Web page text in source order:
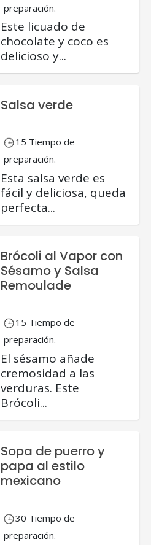
preparación.
Este licuado de
chocolate y coco es
delicioso y...
Salsa verde
15 Tiempo de
preparación.
Esta salsa verde es
fácil y deliciosa, queda
perfecta...
Brócoli al Vapor con
Sésamo y Salsa
Remoulade
15 Tiempo de
preparación.
El sésamo añade
cremosidad a las
verduras. Este
Brócoli...
Sopa de puerro y
papa al estilo
mexicano
30 Tiempo de
preparación.